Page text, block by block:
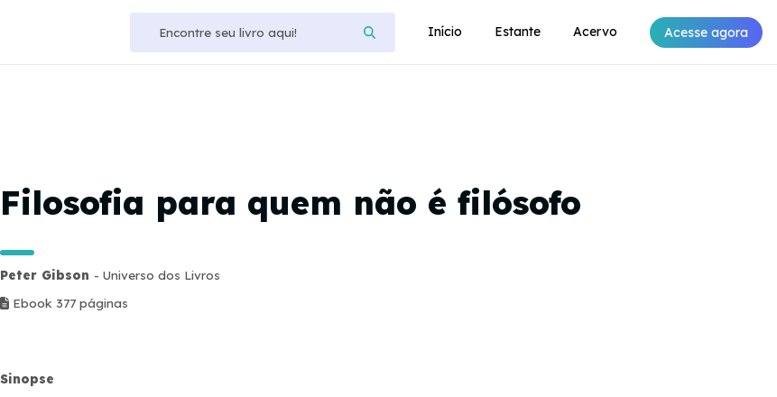
Início Estante Acervo Acesse agora
Filosofia para quem não é filósofo
Peter Gibson - Universo dos Livros
Ebook 377 páginas
Sinopse